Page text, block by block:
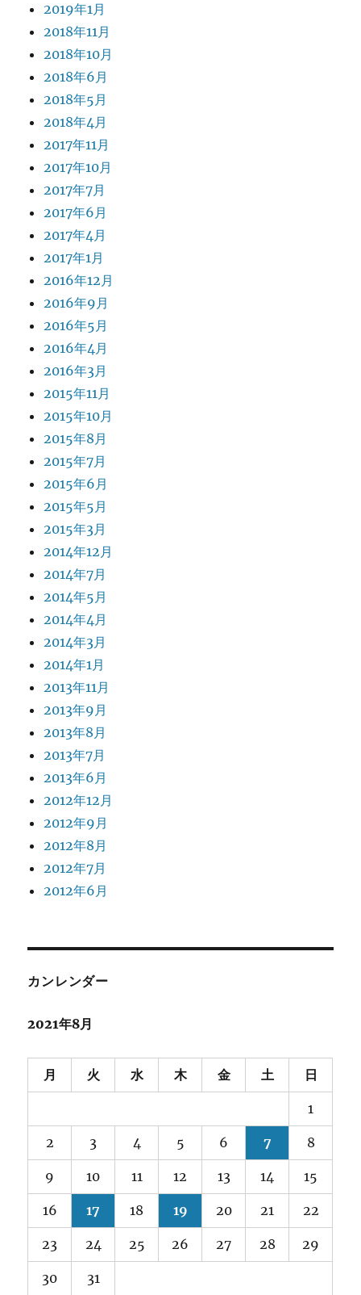
2019年1月
2018年11月
2018年10月
2018年6月
2018年5月
2018年4月
2017年11月
2017年10月
2017年7月
2017年6月
2017年4月
2017年1月
2016年12月
2016年9月
2016年5月
2016年4月
2016年3月
2015年11月
2015年10月
2015年8月
2015年7月
2015年6月
2015年5月
2015年3月
2014年12月
2014年7月
2014年5月
2014年4月
2014年3月
2014年1月
2013年11月
2013年9月
2013年8月
2013年7月
2013年6月
2012年12月
2012年9月
2012年8月
2012年7月
2012年6月
カンレンダー
2021年8月
月 火 水 木 金 土 日
1
2 3 4 5 6 7 8
9 10 11 12 13 14 15
16 17 18 19 20 21 22
23 24 25 26 27 28 29
30 31